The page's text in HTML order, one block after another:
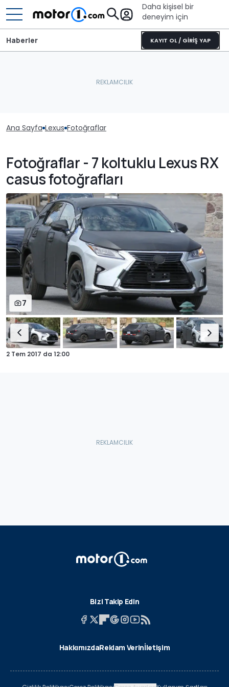
Daha kişisel bir
deneyim için
KAYIT OL / GİRİŞ YAP
Haberler
Ana Sayfa Lexus Fotoğraflar
Fotoğraflar - 7 koltuklu Lexus RX
casus fotoğrafları
7
2 Tem 2017 da 12:00
Bizi Takip Edin
HakkımızdaReklam Verinİletişim